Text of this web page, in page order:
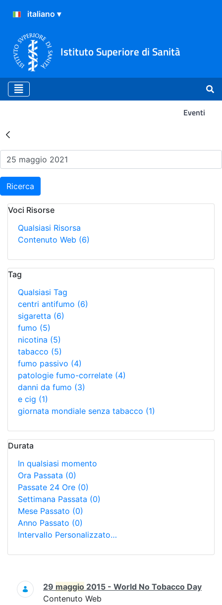
Istituto Superiore di Sanità
Eventi
Risultati della Ricerca -
Ricerca
Voci Risorse
Qualsiasi Risorsa
Contenuto Web (6)
Tag
Qualsiasi Tag
centri antifumo (6)
sigaretta (6)
fumo (5)
nicotina (5)
tabacco (5)
fumo passivo (4)
patologie fumo-correlate (4)
danni da fumo (3)
e cig (1)
giornata mondiale senza tabacco (1)
Durata
In qualsiasi momento
Ora Passata (0)
Passate 24 Ore (0)
Settimana Passata (0)
Mese Passato (0)
Anno Passato (0)
Intervallo Personalizzato…
Ricerca
29 maggio 2015 - World No Tobacco Day
Contenuto Web